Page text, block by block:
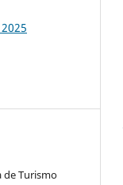
de Turismo